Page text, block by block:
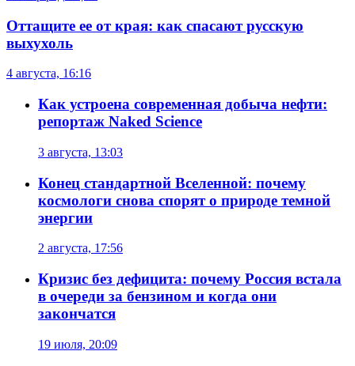
Оттащите ее от края: как спасают русскую
выхухоль
4 августа, 16:16
Как устроена современная добыча нефти:
репортаж Naked Science
3 августа, 13:03
Конец стандартной Вселенной: почему
космологи снова спорят о природе темной
энергии
2 августа, 17:56
Кризис без дефицита: почему Россия встала
в очереди за бензином и когда они
закончатся
19 июля, 20:09